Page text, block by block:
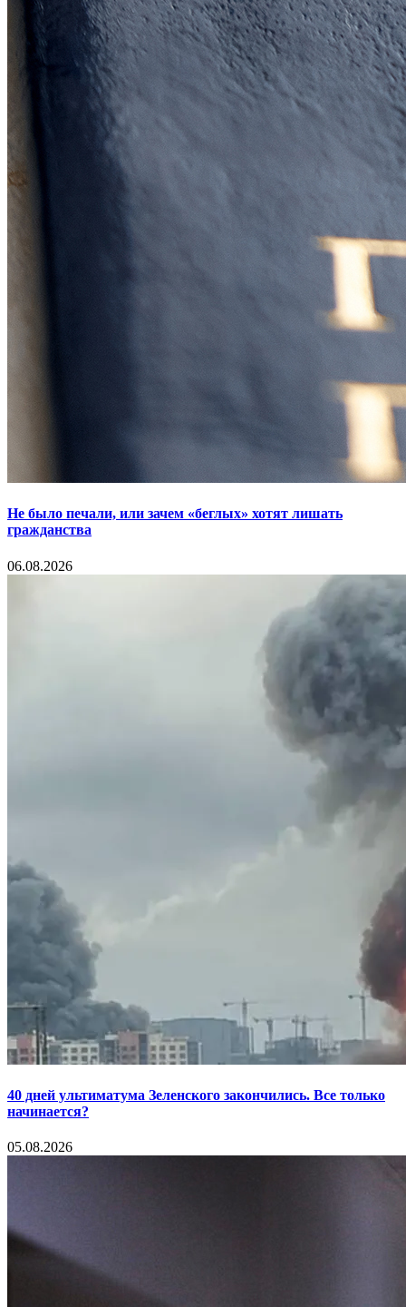
Не было печали, или зачем «беглых» хотят лишать
гражданства
06.08.2026
40 дней ультиматума Зеленского закончились. Все только
начинается?
05.08.2026